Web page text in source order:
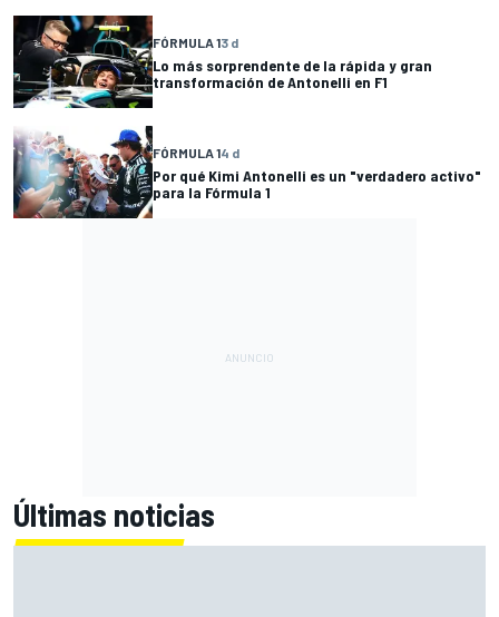
FÓRMULA 13 d
Lo más sorprendente de la rápida y gran
transformación de Antonelli en F1
FÓRMULA 14 d
Por qué Kimi Antonelli es un "verdadero activo"
para la Fórmula 1
Últimas noticias